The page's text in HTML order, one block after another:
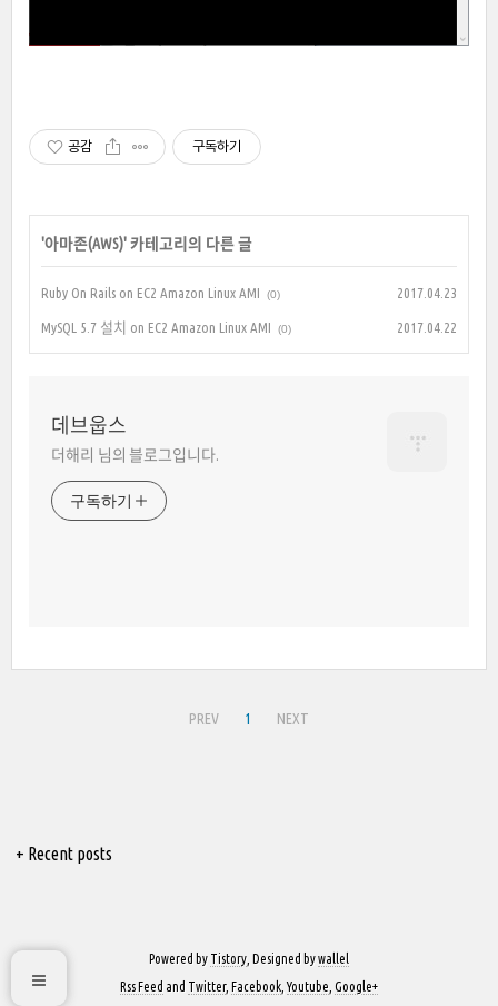
공감 구독하기
'아마존(AWS)' 카테고리의 다른 글
Ruby On Rails on EC2 Amazon Linux AMI (0) 2017.04.23
MySQL 5.7 설치 on EC2 Amazon Linux AMI (0) 2017.04.22
데브웁스
더해리 님의 블로그입니다.
구독하기
PREV 1 NEXT
+ Recent posts
Powered by Tistory , Designed bywallel
Rss Feed and Twitter, Facebook ,Youtube Google+